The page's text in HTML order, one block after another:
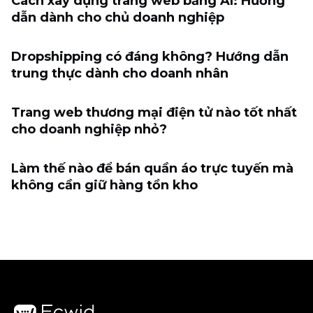
dẫn dành cho chủ doanh nghiệp
Dropshipping có đáng không? Hướng dẫn
trung thực dành cho doanh nhân
Trang web thương mại điện tử nào tốt nhất
cho doanh nghiệp nhỏ?
Làm thế nào để bán quần áo trực tuyến mà
không cần giữ hàng tồn kho